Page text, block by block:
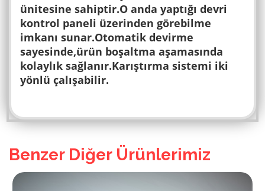
ünitesine sahiptir.O anda yaptığı devri
kontrol paneli üzerinden görebilme
imkanı sunar.Otomatik devirme
sayesinde,ürün boşaltma aşamasında
kolaylık sağlanır.Karıştırma sistemi iki
yönlü çalışabilir.
Benzer Diğer Ürünlerimiz